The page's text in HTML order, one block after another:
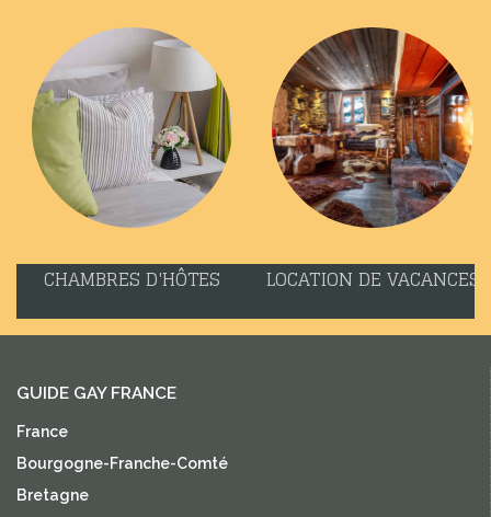
CHAMBRES D'HÔTES LOCATION DE VACANCES
GUIDE GAY FRANCE
France
Bourgogne-Franche-Comté
Bretagne